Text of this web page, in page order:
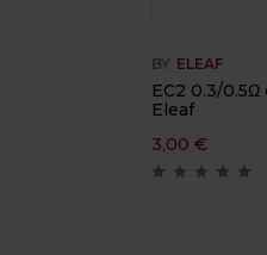
BY ELEAF
EC2 0.3/
Eleaf
3,00 €